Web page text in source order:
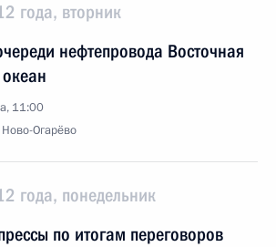
года, вторник
нефтепровода Восточная
11:00
Огарёво
года, понедельник
по итогам переговоров